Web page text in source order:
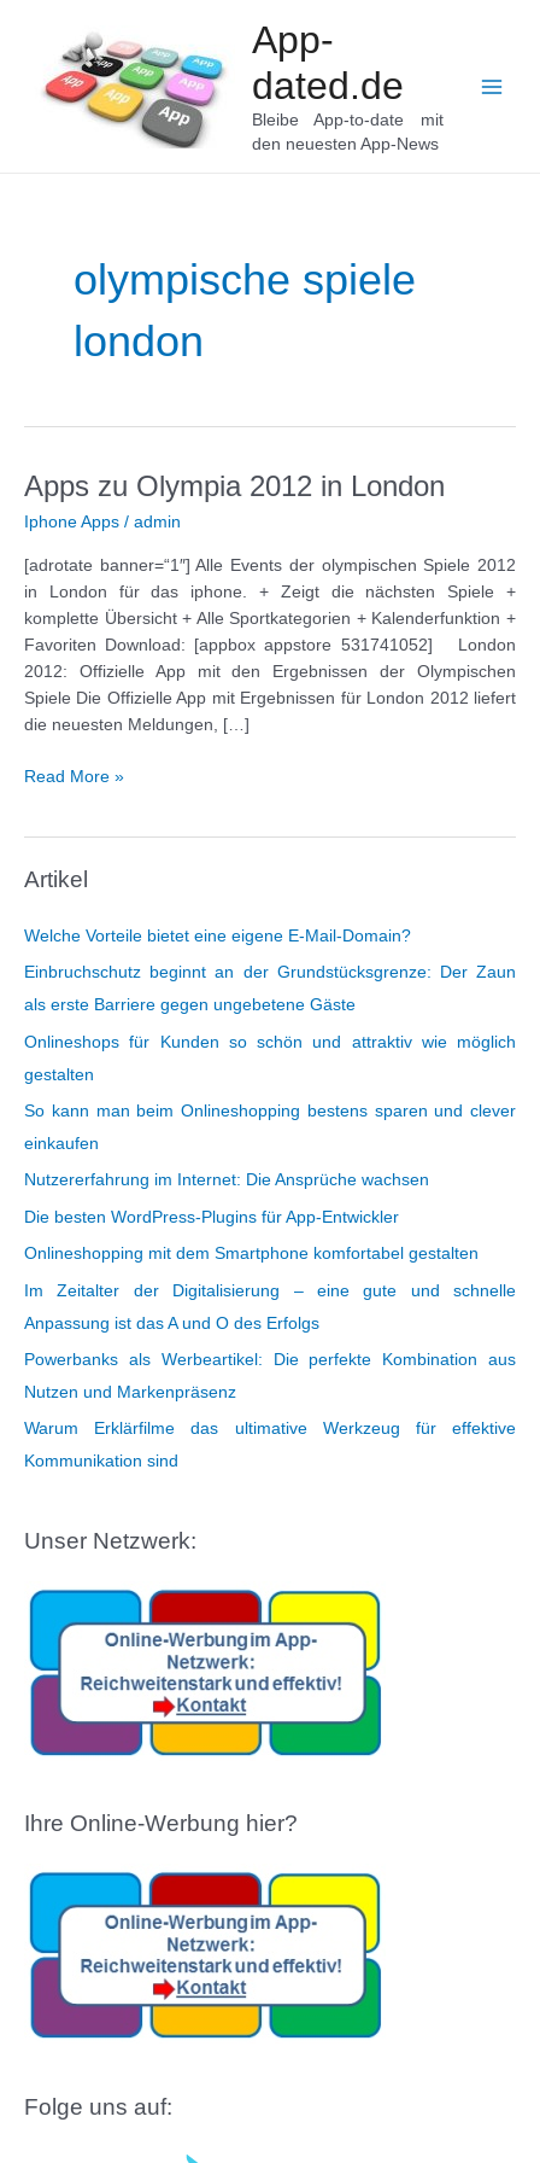
springen
App-
dated.de
Bleibe App-to-date mit
den neuesten App-News
olympische spiele
london
Apps zu Olympia 2012 in London
Iphone Apps / admin
[adrotate banner=“1″] Alle Events der olympischen Spiele 2012
in London für das iphone. + Zeigt die nächsten Spiele +
komplette Übersicht + Alle Sportkategorien + Kalenderfunktion +
Favoriten Download: [appbox appstore 531741052] London
2012: Offizielle App mit den Ergebnissen der Olympischen
Spiele Die Offizielle App mit Ergebnissen für London 2012 liefert
die neuesten Meldungen, […]
Apps
in
Read More »
Artikel
Welche Vorteile bietet eine eigene E-Mail-Domain?
Einbruchschutz beginnt an der Grundstücksgrenze: Der Zaun
als erste Barriere gegen ungebetene Gäste
Onlineshops für Kunden so schön und attraktiv wie möglich
gestalten
So kann man beim Onlineshopping bestens sparen und clever
einkaufen
Nutzererfahrung im Internet: Die Ansprüche wachsen
Die besten WordPress-Plugins für App-Entwickler
Onlineshopping mit dem Smartphone komfortabel gestalten
Im Zeitalter der Digitalisierung – eine gute und schnelle
Anpassung ist das A und O des Erfolgs
Powerbanks als Werbeartikel: Die perfekte Kombination aus
Nutzen und Markenpräsenz
Warum Erklärfilme das ultimative Werkzeug für effektive
Kommunikation sind
Unser Netzwerk:
Ihre Online-Werbung hier?
Folge uns auf: